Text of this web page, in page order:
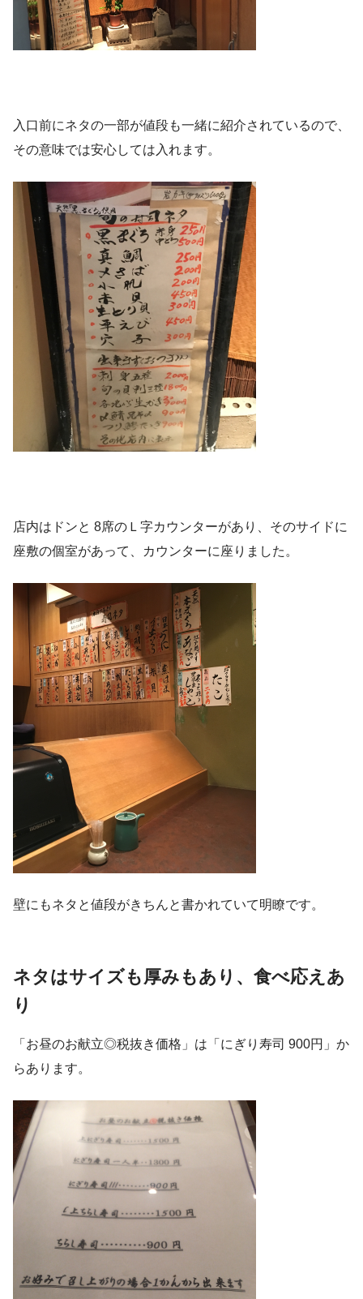
入口前にネタの一部が値段も一緒に紹介されているので、
その意味では安心しては入れます。
店内はドンと 8席のＬ字カウンターがあり、そのサイドに
座敷の個室があって、カウンターに座りました。
壁にもネタと値段がきちんと書かれていて明瞭です。
ネタはサイズも厚みもあり、食べ応えあ
り
「お昼のお献立◎税抜き価格」は「にぎり寿司 900円」か
らあります。